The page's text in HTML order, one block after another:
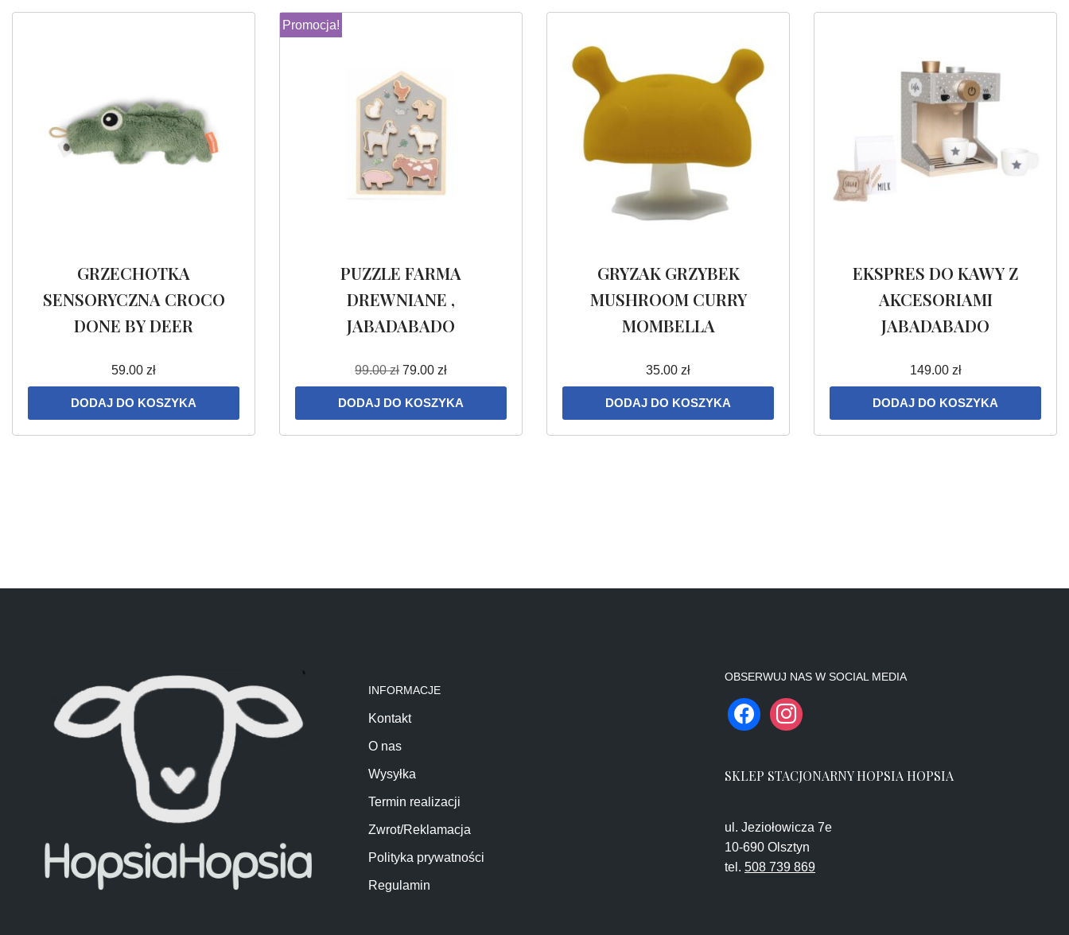
GRZECHOTKA
SENSORYCZNA CROCO
DONE BY DEER
59.00 zł
DODAJ DO KOSZYKA
Promocja!
PUZZLE FARMA
DREWNIANE ,
JABADABADO
99.00zł 79.00 zł
DODAJ DO KOSZYKA
GRYZAK GRZYBEK
MUSHROOM CURRY
MOMBELLA
35.00 zł
DODAJ DO KOSZYKA
EKSPRES DO KAWY Z
AKCESORIAMI
JABADABADO
149.00 zł
DODAJ DO KOSZYKA
INFORMACJE
Kontakt
O nas
Wysyłka
Termin realizacji
Zwrot/Reklamacja
Polityka prywatności
Regulamin
OBSERWUJ NAS W SOCIAL MEDIA
SKLEP STACJONARNY HOPSIA HOPSIA
ul. Jeziołowicza 7e
10-690 Olsztyn
tel. 508 739 869